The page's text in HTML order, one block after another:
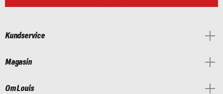
Kundservice
Magasin
Om Louis